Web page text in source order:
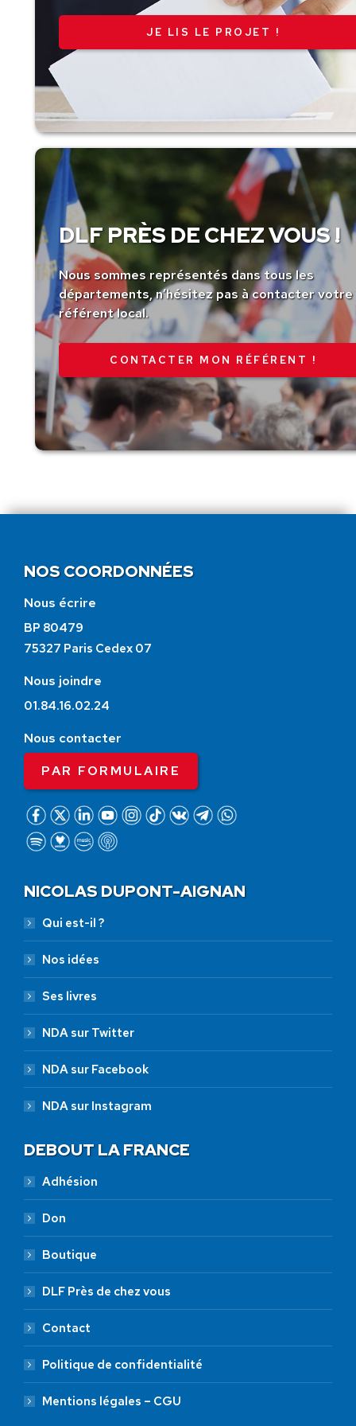
JE LIS LE PROJET !
DLF PRÈS DE CHEZ VOUS !
Nous sommes représentés dans tous les
départements, n’hésitez pas à contacter votre
référent local.
CONTACTER MON RÉFÉRENT !
NOS COORDONNÉES
Nous écrire
BP 80479
75327 Paris Cedex 07
Nous joindre
01.84.16.02.24
Nous contacter
PAR FORMULAIRE
NICOLAS DUPONT-AIGNAN
Qui est-il ?
Nos idées
Ses livres
NDA sur Twitter
NDA sur Facebook
NDA sur Instagram
DEBOUT LA FRANCE
Adhésion
Don
Boutique
DLF Près de chez vous
Contact
Politique de confidentialité
Mentions légales – CGU